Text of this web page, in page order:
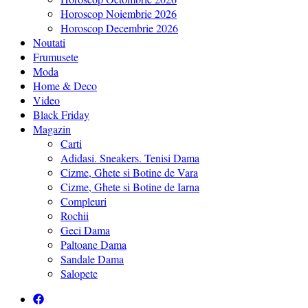
Horoscop Noiembrie 2026
Horoscop Decembrie 2026
Noutati
Frumusete
Moda
Home & Deco
Video
Black Friday
Magazin
Carti
Adidasi. Sneakers. Tenisi Dama
Cizme, Ghete si Botine de Vara
Cizme, Ghete si Botine de Iarna
Compleuri
Rochii
Geci Dama
Paltoane Dama
Sandale Dama
Salopete